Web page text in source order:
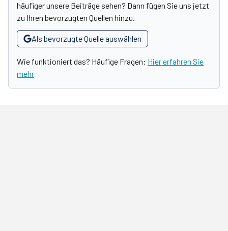
häufiger unsere Beiträge sehen? Dann fügen Sie uns jetzt
zu Ihren bevorzugten Quellen hinzu.
Als bevorzugte Quelle auswählen
Wie funktioniert das? Häufige Fragen: Hier erfahren Sie
mehr